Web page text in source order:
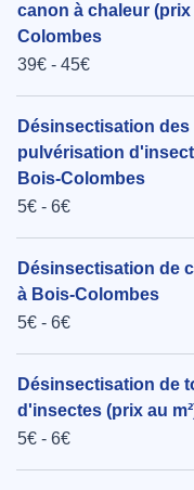
canon à chaleur (prix
Colombes
39€ - 45€
Désinsectisation
pulvérisation
Bois-Colombes
5€ - 6€
Désinsectisation de
à Bois-Colombes
5€ - 6€
Désinsectisation de
d'insectes (prix au
5€ - 6€